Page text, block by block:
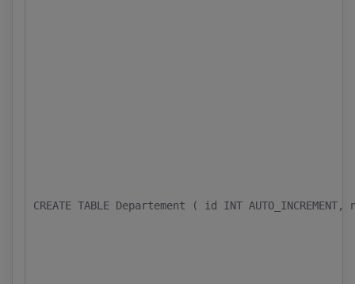
CREATE TABLE Departement ( id INT